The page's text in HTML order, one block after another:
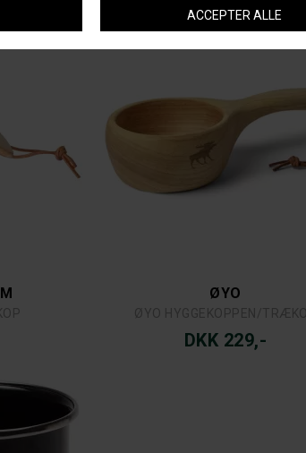
ØYO
DKK 229,-